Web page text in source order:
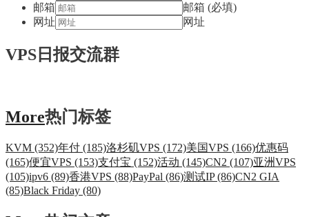
邮箱
邮箱 (必填)
网址
网址
VPS日报交流群
More热门标签
KVM (352)年付 (185)洛杉矶VPS (172)美国VPS (166)优惠码
(165)便宜VPS (153)支付宝 (152)活动 (145)CN2 (107)亚洲VPS
(105)ipv6 (89)香港VPS (88)PayPal (86)测试IP (86)CN2 GIA
(85)Black Friday (80)